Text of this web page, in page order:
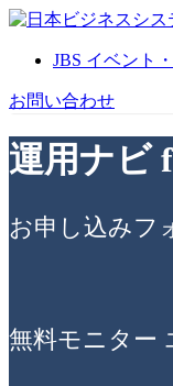
JBS イベント
お問い合わせ
運用ナビ
お申し込みフ
無料モニター